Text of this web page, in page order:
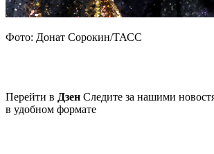
Фото: Донат Сорокин/ТАСС
Перейти в Дзен Следите за нашими
в удобном формате